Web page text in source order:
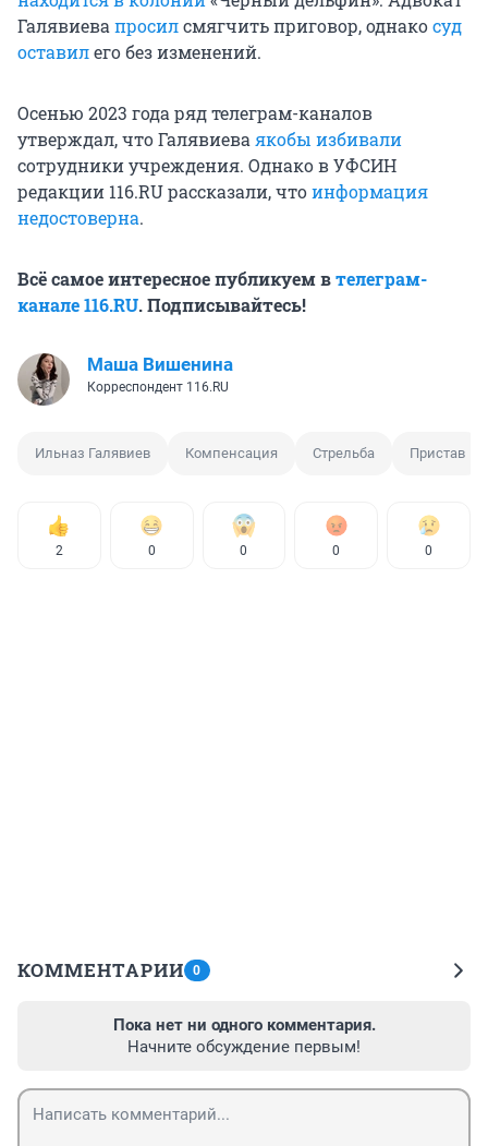
Галявиева просилсмягчить приговор, однакосуд
оставилего без изменений.
Осенью 2023 года ряд телеграм-каналов
утверждал, что Галявиева якобы избивали
сотрудники учреждения. Однако в УФСИН
редакции 116.RU рассказали, чтоинформация
недостоверна.
Всё самое интересное публикуем втелеграм-
канале 116.RU. Подписывайтесь!
Маша Вишенина
Корреспондент 116.RU
Ильназ Галявиев Компенсация Стрельба Пристав
2 0 0 0 0
КОММЕНТАРИИ 0
Пока нет ни одного комментария.
Начните обсуждение первым!